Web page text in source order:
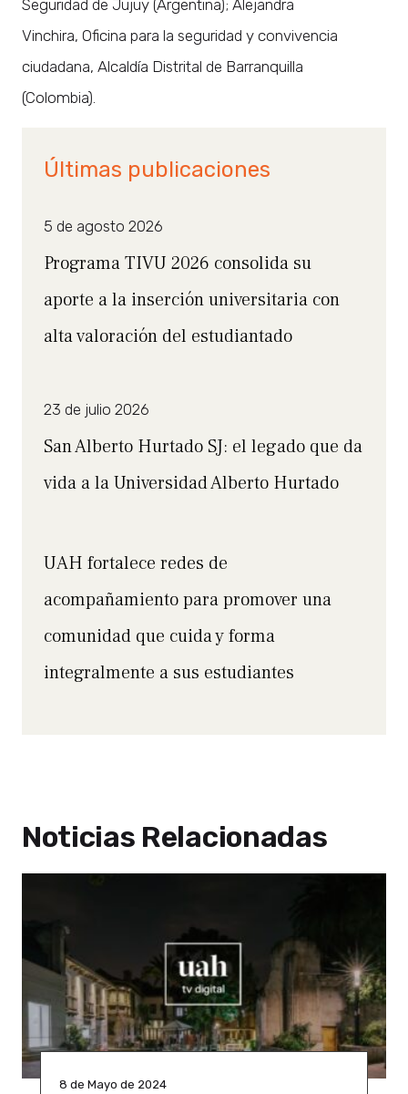
Seguridad de Jujuy (Argentina); Alejandra
Vinchira, Oficina para la seguridad y convivencia
ciudadana, Alcaldía Distrital de Barranquilla
(Colombia).
Últimas publicaciones
5 de agosto 2026
Programa TIVU 2026 consolida su
aporte a la inserción universitaria con
alta valoración del estudiantado
23 de julio 2026
San Alberto Hurtado SJ: el legado que da
vida a la Universidad Alberto Hurtado
UAH fortalece redes de
acompañamiento para promover una
comunidad que cuida y forma
integralmente a sus estudiantes
Noticias Relacionadas
8 de Mayo de 2024